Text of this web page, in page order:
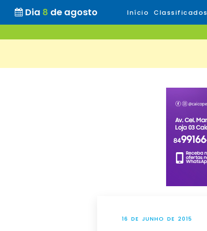
Dia 8 de agosto Início Classificados
16 DE JUNHO DE 2015